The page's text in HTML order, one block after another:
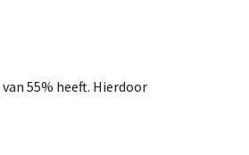
55% heeft. Hierdoor